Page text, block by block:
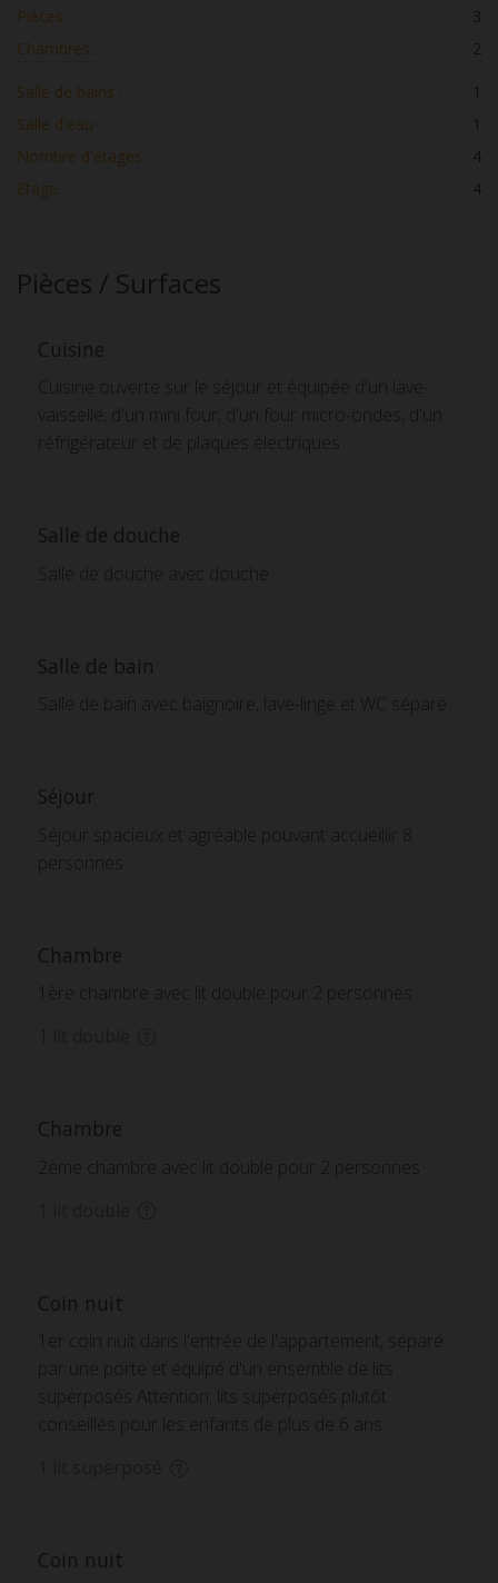
Pièces :
3
Chambres :
2
Salle de bains :
1
Salle d'eau :
1
Nombre d'étages :
4
Etage :
4
Pièces / Surfaces
Cuisine
Cuisine ouverte sur le séjour et équipée d'un lave-
vaisselle, d'un mini four, d'un four micro-ondes, d'un
réfrigérateur et de plaques électriques
Salle de douche
Salle de bain
Salle de bain avec baignoire, lave-linge et WC séparé
Séjour
Séjour spacieux et agréable pouvant accueillir 8
Chambre
1ère chambre avec lit double pour 2 personnes
Chambre
2ème chambre avec lit double pour 2 personnes
Coin nuit
1er coin nuit dans l'entrée de l'appartement, séparé
par une porte et équipé d'un ensemble de lits
superposés Attention: lits superposés plutôt
conseillés pour les enfants de plus de 6 ans
Coin nuit